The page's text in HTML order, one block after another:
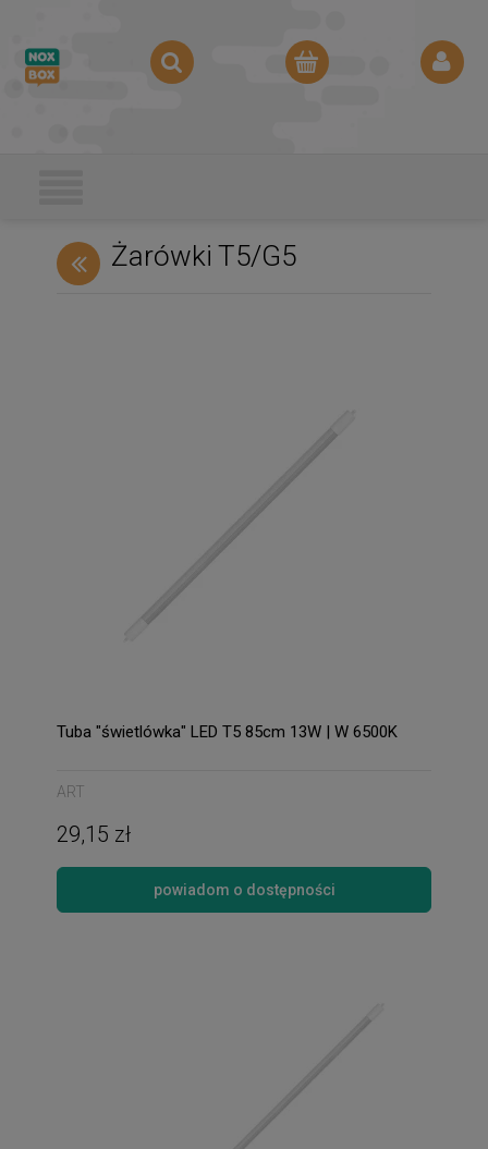
Żarówki T5/G5
Tuba "świetlówka" LED T5 85cm 13W | W 6500K
ART
29,15 zł
powiadom o dostępności